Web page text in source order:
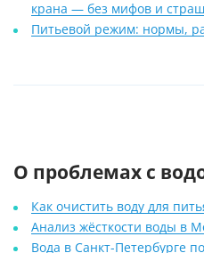
крана — без мифов и
Питьевой режим: нормы,
О проблемах с
Как очистить воду для
Анализ жёсткости воды в
Вода в Санкт-Петербурге